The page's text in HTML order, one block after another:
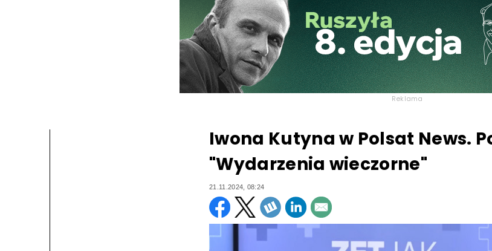
Reklama
Iwona Kutyna w Polsat News.
"Wydarzenia wieczorne"
21.11.2024, 08:24